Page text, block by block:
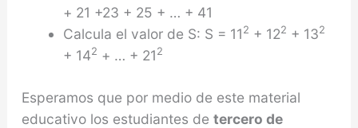
+ 21 +23 + 25 + … + 41
Calcula el valor de S: S = 112 + 122 + 132
+ 142 + … + 212
Esperamos que por medio de este material
educativo los estudiantes de tercero de